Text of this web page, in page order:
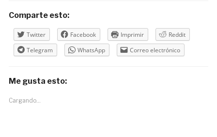
Comparte esto:
Twitter Facebook Imprimir
Reddit
Telegram
WhatsApp Correo electrónico
Me gusta esto:
Cargando...